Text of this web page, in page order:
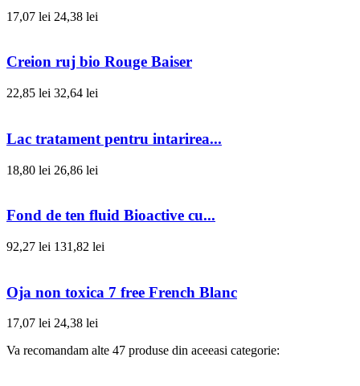
17,07 lei 24,38 lei
Creion ruj bio Rouge Baiser
22,85 lei 32,64 lei
Lac tratament pentru intarirea...
18,80 lei 26,86 lei
Fond de ten fluid Bioactive cu...
92,27 lei 131,82 lei
Oja non toxica 7 free French Blanc
17,07 lei 24,38 lei
Va recomandam alte 47 produse din aceeasi categorie: